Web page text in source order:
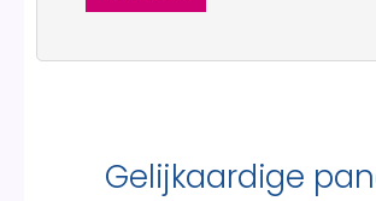
Gelijkaardige